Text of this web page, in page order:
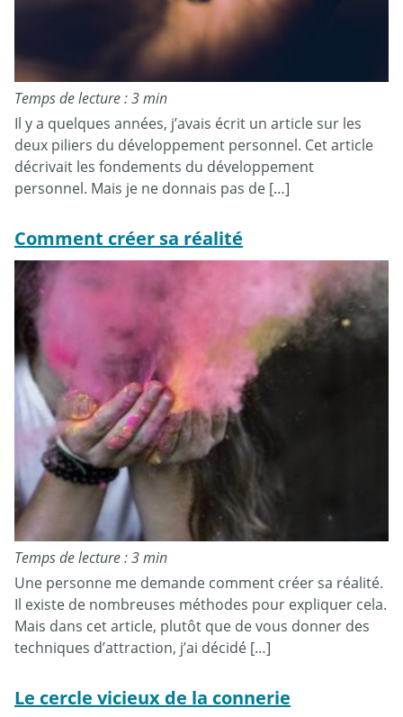
Temps de lecture : 3 min
Il y a quelques années, j’avais écrit un article sur les
deux piliers du développement personnel. Cet article
décrivait les fondements du développement
personnel. Mais je ne donnais pas de […]
Comment créer sa réalité
Temps de lecture : 3 min
Une personne me demande comment créer sa réalité.
Il existe de nombreuses méthodes pour expliquer cela.
Mais dans cet article, plutôt que de vous donner des
techniques d’attraction, j’ai décidé […]
Le cercle vicieux de la connerie